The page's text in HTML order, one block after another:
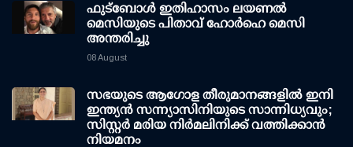
ഫുട്ബോൾ ഇതിഹാസം ലയണൽ
മെസിയുടെ പിതാവ് ഹോർഹെ മെസി
അന്തരിച്ചു
08 August
സഭയുടെ ആഗോള തീരുമാനങ്ങളിൽ ഇനി
ഇന്ത്യൻ സന്ന്യാസിനിയുടെ സാന്നിധ്യവും;
സിസ്റ്റർ മരിയ നിർമലിനിക്ക് വത്തിക്കാൻ
നിയമനം